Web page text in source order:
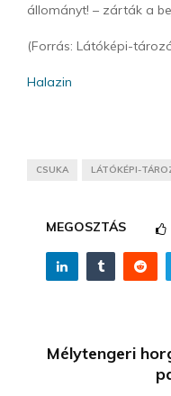
állományt! – zárták a
(Forrás: Látóképi-
Halazin
CSUKA LÁTÓKÉPI-
MEGOSZTÁS
Mélytengeri